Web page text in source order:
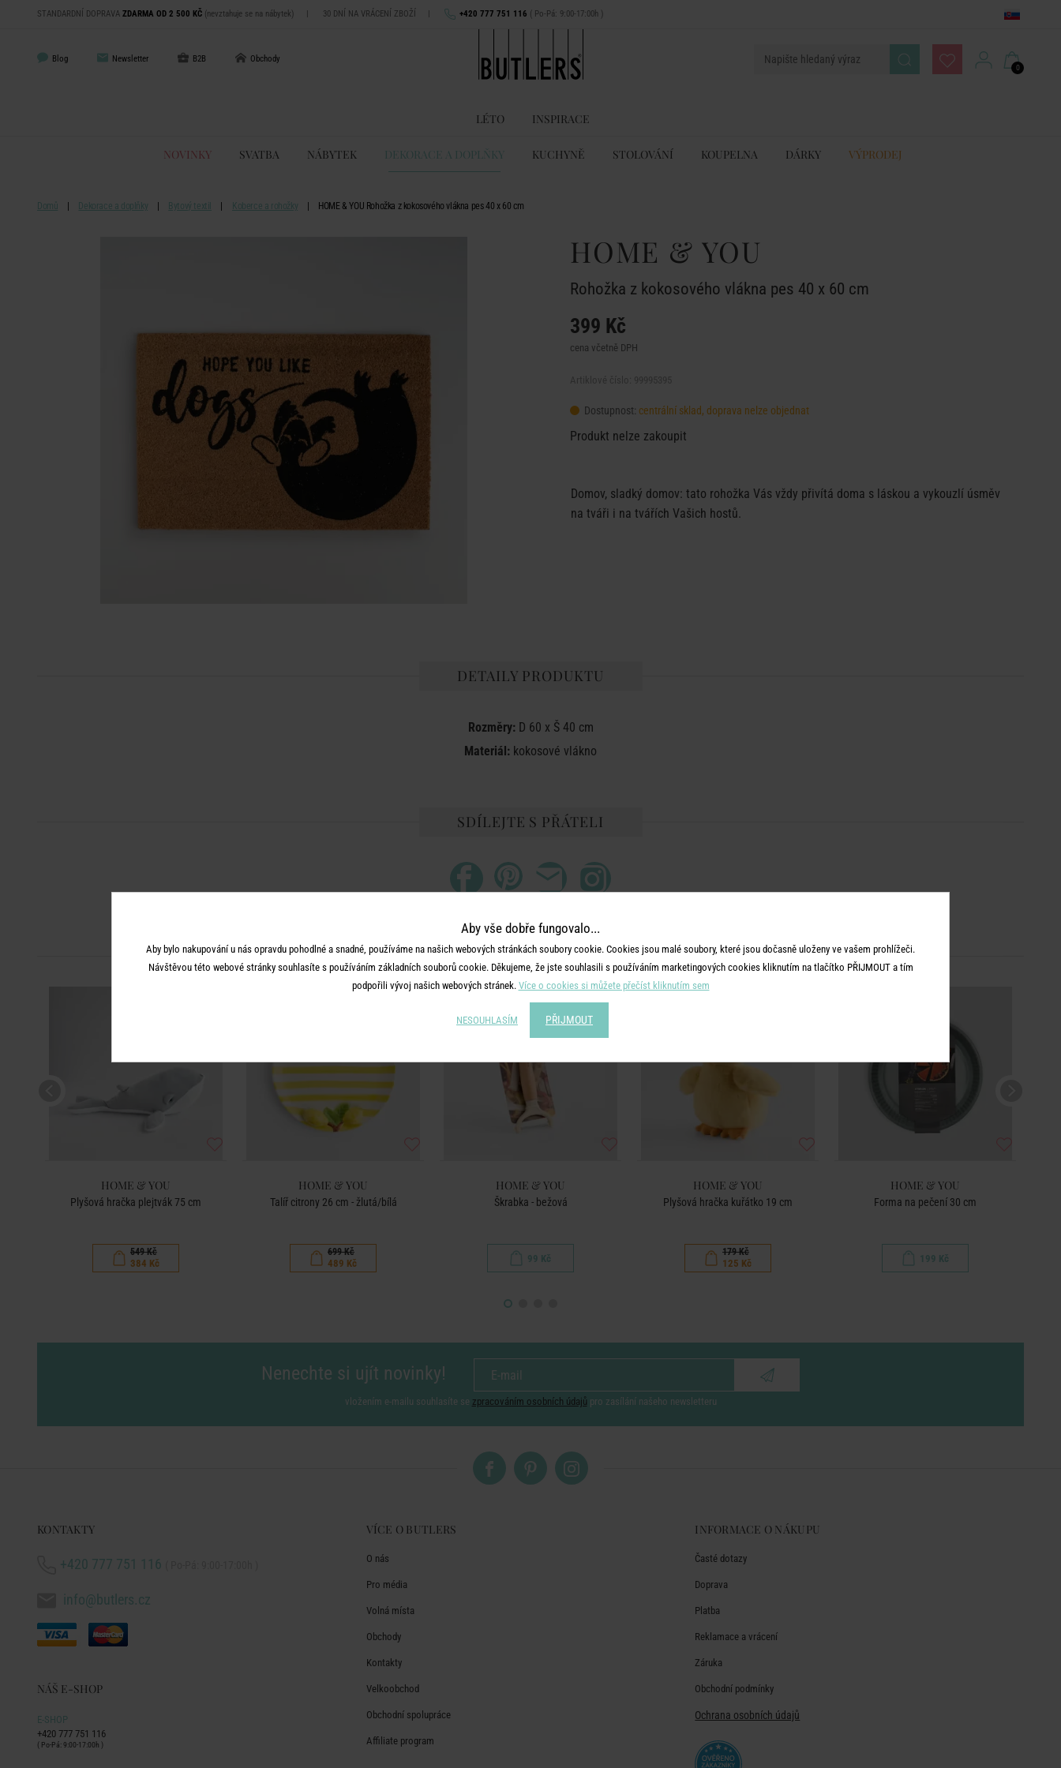
STANDARDNÍ DOPRAVA ZDARMA OD 2 500 KČ (nevztahuje se na nábytek) | 30 DNÍ NA VRÁCENÍ ZBOŽÍ | +420 777 751 116 ( Po-Pá: 9:00-17:00h )
Blog Newsletter B2B Obchody
0
LÉTO INSPIRACE
NOVINKY SVATBA NÁBYTEK DEKORACE A DOPLŇKY KUCHYNĚ STOLOVÁNÍ KOUPELNA DÁRKY VÝPRODEJ
Domů Dekorace a doplňky Bytový textil Koberce a rohožky HOME & YOU Rohožka z kokosového vlákna pes 40 x 60 cm
HOME & YOU
Rohožka z kokosového vlákna pes 40 x 60 cm
399 Kč
cena včetně DPH
Dostupnost: centrální sklad, doprava nelze objednat
Produkt nelze zakoupit
Domov, sladký domov: tato rohožka Vás vždy přivítá doma s láskou a vykouzlí úsměv
na tváři i na tvářích Vašich hostů.
DETAILY PRODUKTU
Rozměry:D 60 x Š 40 cm
Materiál: kokosové vlákno
SDÍLEJTE S PŘÁTELI
DALŠÍ PRODUKTY ZE SÉRIE
HOME & YOU
Plyšová hračka plejtvák 75 cm
549 Kč
384 Kč
-30
HOME & YOU
Talíř citrony 26 cm - žlutá/bílá
699 Kč
489 Kč
HOME & YOU
Škrabka - bežová
99 Kč
HOME & YOU
Plyšová hračka kuřátko 19 cm
179 Kč
125 Kč
HOME & YOU
Forma na pečení 30 cm
199 Kč
Nenechte si ujít novinky!
vložením e-mailu souhlasíte se zpracováním osobních údajů pro zasílání našeho newsletteru
KONTAKTY
+420 777 751 116
info@butlers.cz
NÁŠ E-SHOP
E-SHOP
+420 777 751 116
( Po-Pá: 9:00-17:00h )
VÍCE O BUTLERS
O nás
Pro média
Volná místa
Obchody
Kontakty
Velkoobchod
Obchodní spolupráce
Affiliate program
INFORMACE O NÁKUPU
Časté dotazy
Doprava
Platba
Reklamace a vrácení
Záruka
Obchodní podmínky
Ochrana osobních údajů
Aby vše dobře fungovalo...
Aby bylo nakupování u nás opravdu pohodlné a snadné, používáme na našich webových stránkách soubory cookie. Cookies jsou malé soubory, které jsou dočasně uloženy ve vašem prohlížeči.
Návštěvou této webové stránky souhlasíte s používáním základních souborů cookie. Děkujeme, že jste souhlasili s používáním marketingových cookies kliknutím na tlačítko PŘIJMOUT a tím
podpořili vývoj našich webových stránek. Více o cookies si můžete přečíst kliknutím sem
NESOUHLASÍM PŘIJMOUT